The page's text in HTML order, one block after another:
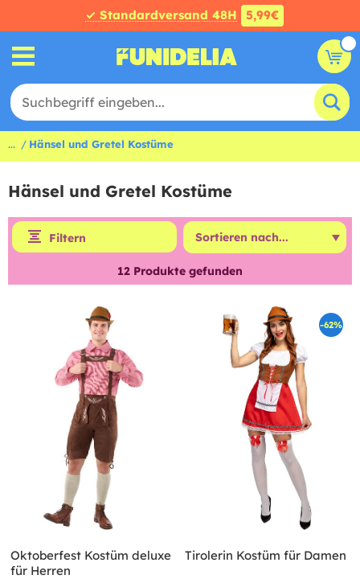
✓ Standardversand 48H 5,99€
... Hänsel und Gretel Kostüme
Hänsel und Gretel Kostüme
Filtern
12 Produkte gefunden
Oktoberfest Kostüm deluxe
für Herren
-62%
Tirolerin Kostüm für Damen